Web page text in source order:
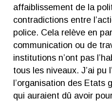
affaiblissement de la
contradictions entre
police. Cela relève en
communication ou de
institutions n’ont pas
tous les niveaux. J’ai pu
l’organisation des Etats
qui auraient dû avoir